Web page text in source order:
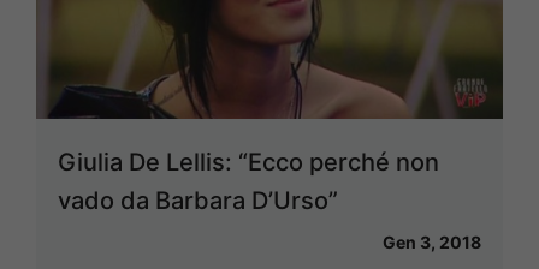
Giulia De Lellis: “Ecco perché non
vado da Barbara D’Urso”
Gen 3, 2018